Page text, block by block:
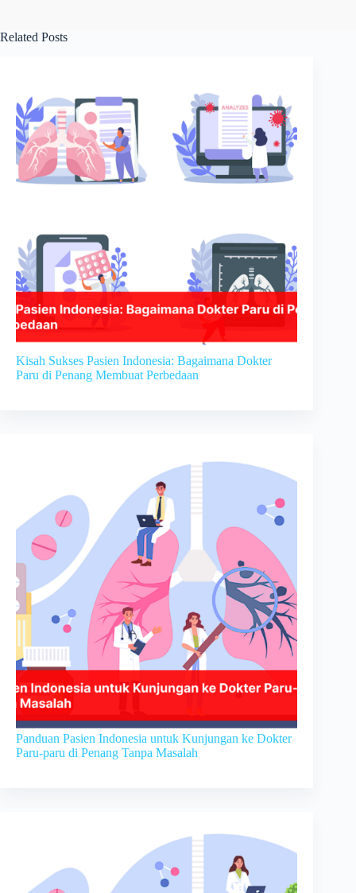
Related Posts
Kisah Sukses Pasien Indonesia: Bagaimana Dokter
Paru di Penang Membuat Perbedaan
Panduan Pasien Indonesia untuk Kunjungan ke Dokter
Paru-paru di Penang Tanpa Masalah